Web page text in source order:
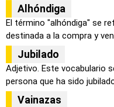
Alhóndiga
El término "alhóndiga" se
destinada a la compra y
Jubilado
Adjetivo. Este vocabulario
persona que ha sido
Vainazas